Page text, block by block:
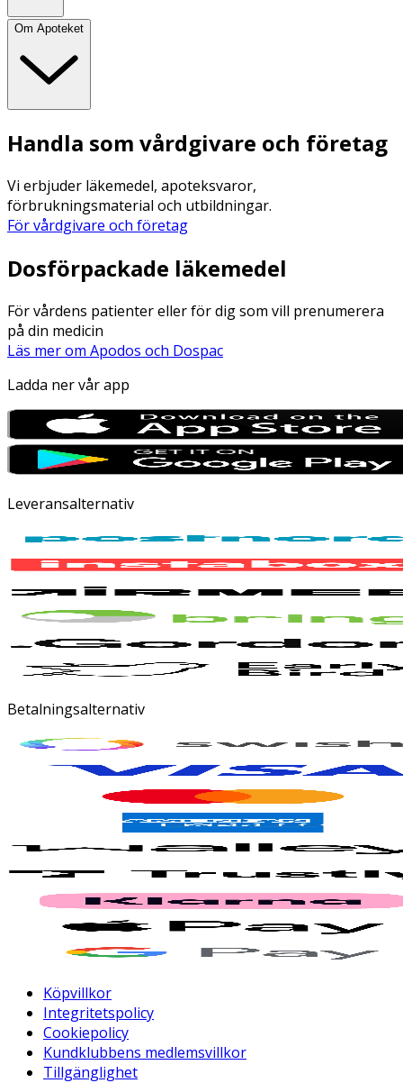
Om Apoteket
Handla som vårdgivare och företag
Vi erbjuder läkemedel, apoteksvaror,
förbrukningsmaterial och utbildningar.
För vårdgivare och företag
Dosförpackade läkemedel
För vårdens patienter eller för dig som vill prenumerera
på din medicin
Läs mer om Apodos och Dospac
Ladda ner vår app
Leveransalternativ
Betalningsalternativ
Köpvillkor
Integritetspolicy
Cookiepolicy
Kundklubbens medlemsvillkor
Tillgänglighet